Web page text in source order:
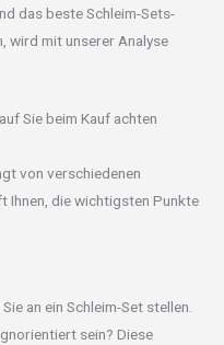
das beste Schleim-Sets-
wird mit unserer Analyse
Sie beim Kauf achten
von verschiedenen
Ihnen, die wichtigsten Punkte
an ein Schleim-Set stellen.
sein? Diese